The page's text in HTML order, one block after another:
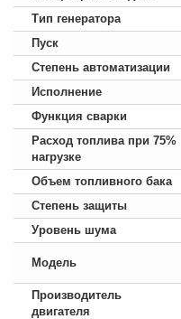
Тип генератора
Пуск
Степень автоматизации
Исполнение
Функция сварки
Расход топлива при 75%
нагрузке
Объем топливного бака
Степень защиты
Уровень шума
Модель
Производитель
двигателя